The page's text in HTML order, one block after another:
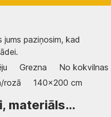
paziņosim, kad
Grezna
No kokvilnas
rozā 140x200 cm
materiāls…